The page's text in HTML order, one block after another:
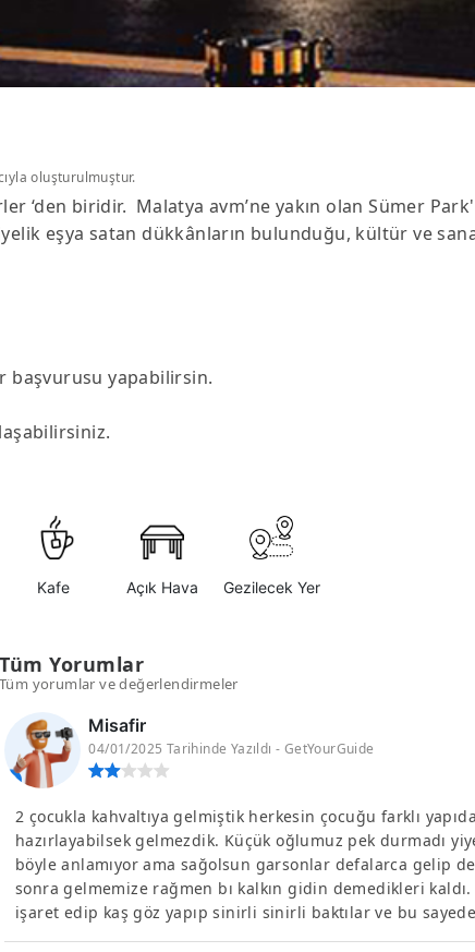
oluşturulmuştur.
‘den biridir. Malatya avm’ne yakın olan Sümer
eşya satan dükkânların bulunduğu, kültür ve
başvurusu yapabilirsin.
Kafe Açık Hava Gezilecek Yer
Tüm Yorumlar
Tüm yorumlar ve değerlendirmeler
Misafir
04/01/2025 Tarihinde Yazıldı - GetYourGuide
2 çocukla kahvaltıya gelmiştik herkesin çocuğu farklı
hazırlayabilsek gelmezdik. Küçük oğlumuz pek durmadı
böyle anlamıyor ama sağolsun garsonlar defalarca gelip
sonra gelmemize rağmen bı kalkın gidin demedikleri
işaret edip kaş göz yapıp sinirli sinirli baktılar ve bu